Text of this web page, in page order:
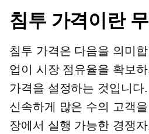
침투 가격이란
침투 가격은 다음을 의미
업이 시장 점유율을 확보
가격을 설정하는 것입니다
신속하게 많은 수의 고객
장에서 실행 가능한 경쟁